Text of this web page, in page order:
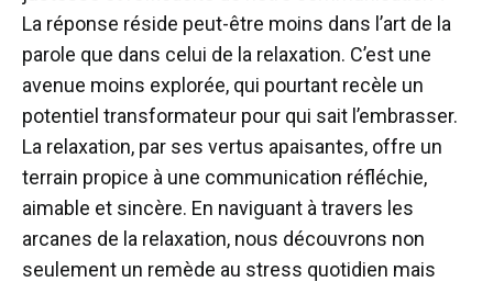
La réponse réside peut-être moins dans l’art de la
parole que dans celui de la relaxation. C’est une
avenue moins explorée, qui pourtant recèle un
potentiel transformateur pour qui sait l’embrasser.
La relaxation, par ses vertus apaisantes, offre un
terrain propice à une communication réfléchie,
aimable et sincère. En naviguant à travers les
arcanes de la relaxation, nous découvrons non
seulement un remède au stress quotidien mais